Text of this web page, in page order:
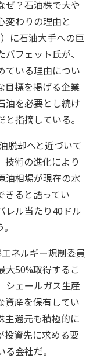
ぜ？石油株で大や
変わりの理由と
に石油大手への巨
フェット氏が、
ている理由につい
目標を掲げる企業
油を必要とし続け
指摘している。
脱却へと近づいて
技術の進化により
油相場が現在の水
きると語ってい
レル当たり40ドル
ネルギー規制委員
大50%取得するこ
シェールガス生産
資産を保有してい
主還元も積極的に
投資先に求める要
会社だ。